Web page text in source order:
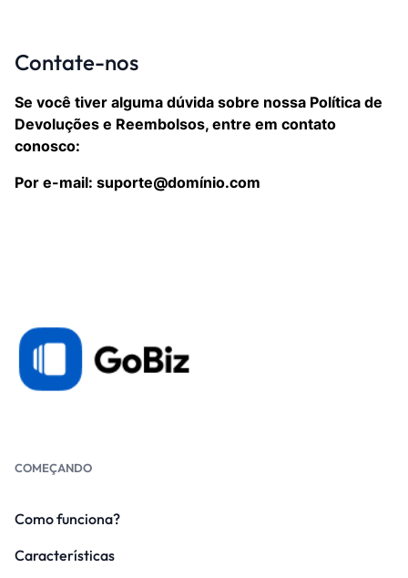
Contate-nos
Se você tiver alguma dúvida sobre nossa Política de
Devoluções e Reembolsos, entre em contato
conosco:
Por e-mail: suporte@domínio.com
COMEÇANDO
Como funciona?
Características